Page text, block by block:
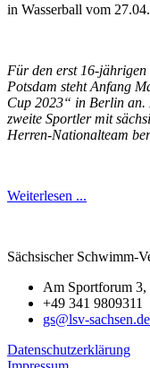
in Wasserball vom
Für den erst 16-
Potsdam steht Anfang
Cup 2023“ in Berlin
zweite Sportler mit
Herren-Nationalteam
Weiterlesen ...
Sächsischer Schwimm-
Am Sportforum
+49 341 9809311
gs@lsv-sachsen.de
Datenschutzerklärung